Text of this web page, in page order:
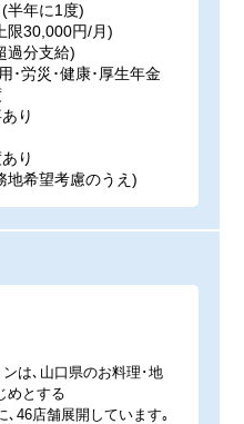
(半年に1度)
限30,000円/月)
過分支給)
･労災･健康･厚生年金
り
り
地希望考慮のうえ)
は､山口県のお料理･地
めとする
46店舗展開しています｡